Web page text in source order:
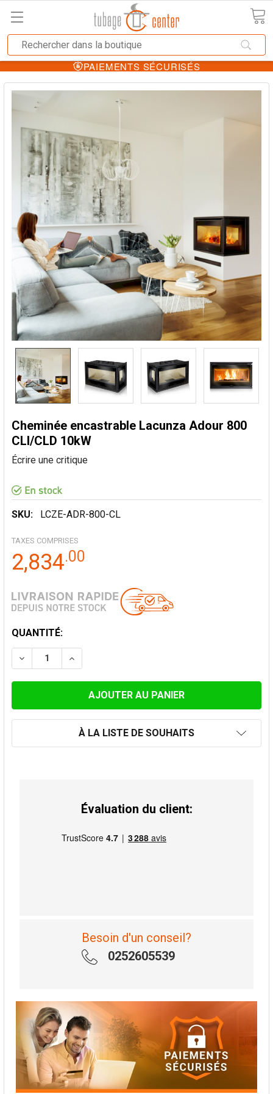
PAIEMENTS SÉCURISÉS
Cheminée encastrable Lacunza Adour 800
CLI/CLD 10kW
Écrire une critique
SKU: LCZE-ADR-800-CL
TAXES COMPRISES
2,834.00
STOCK
ACTUEL:
QUANTITÉ:
DIMINUER LA QUANTITÉ DE CHEMINÉE
AUGMENTER LA QUANTITÉ DE CHEMINÉE
À LA LISTE DE SOUHAITS
Évaluation du client:
Besoin d'un conseil?
0252605539